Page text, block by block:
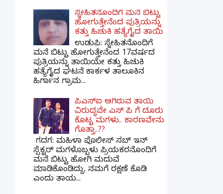
ಸ್ನೇಹಿತನೊಂದಿಗೆ ಮನೆ ಬಿಟ್ಟು
ಹೋಗುತ್ತೇನೆಂದ ಪುತ್ರಿಯನ್ನು
ಕತ್ತು ಹಿಚುಕಿ ಹತ್ಯೆಗೈದ ತಾಯಿ
ಉಡುಪಿ: ಸ್ನೇಹಿತನೊಂದಿಗೆ
ಮನೆ ಬಿಟ್ಟು ಹೋಗುತ್ತೇನೆಂದ 17ವರ್ಷದ
ಪುತ್ರಿಯನ್ನು ತಾಯಿಯೇ ಕತ್ತು ಹಿಚುಕಿ
ಹತ್ಯೆಗೈದ ಘಟನೆ ಕಾರ್ಕಳ ತಾಲೂಕಿನ
ಹಿರ್ಗಾನ ಗ್ರಾಮ...
ಪಿಎಸ್​ಐ ಆಗಿರುವ ತಾಯಿ
ವಿರುದ್ಧವೇ ಎಸ್ ಪಿ ಗೆ ದೂರು
ಕೊಟ್ಟ ಮಗಳು.. ಕಾರಣವೇನು
ಗೊತ್ತಾ..??
ಗದಗ​: ಮಹಿಳಾ ಪೊಲೀಸ್​ ಸಬ್ ​ಇನ್​
ಸ್ಪೆಕ್ಟರ್​ ಮಗಳೊಬ್ಬಳು ಪ್ರಿಯಕರನೊಂದಿಗೆ
ಮನೆ ಬಿಟ್ಟು ಹೋಗಿ ಮದುವೆ
ಮಾಡಿಕೊಂಡಿದ್ದು, ನಮಗೆ ರಕ್ಷಣೆ ಕೊಡಿ
ಎಂದು ತಾಯ...